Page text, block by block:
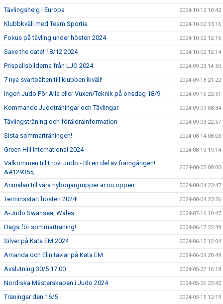
Tävlingshelg i Europa 2024-10-12 10:42
Klubbkväll med Team Sportia 2024-10-02 13:16
Fokus på tävling under hösten 2024 2024-10-02 12:16
Save the date! 18/12 2024 2024-10-02 12:14
Prispallsbilderna från LJO 2024 2024-09-23 14:50
7 nya svartbälten till klubben ikväll! 2024-09-18 21:22
Ingen Judo För Alla eller Vuxen/Teknik på onsdag 18/9 2024-09-16 22:51
Kommande Judoträningar och Tävlingar 2024-09-09 08:34
Tävlingsträning och föräldrainformation 2024-09-03 22:57
Sista sommarträningen! 2024-08-14 08:03
Green Hill International 2024 2024-08-10 19:14
Välkommen till Frövi Judo - Bli en del av framgången!
&#129355;
2024-08-05 08:00
Anmälan till våra nybörjargrupper är nu öppen 2024-08-04 23:47
Terminsstart hösten 2024! 2024-08-04 23:26
A-Judo Swansea, Wales 2024-07-16 10:47
Dags för sommarträning! 2024-06-17 22:49
Silver på Kata EM 2024 2024-06-12 12:04
Amanda och Elin tävlar på Kata EM 2024-06-09 20:49
Avslutning 30/5 17.00 2024-05-27 16:18
Nordiska Mästerskapen i Judo 2024 2024-05-26 23:42
Träningar den 16/5 2024-05-15 12:19